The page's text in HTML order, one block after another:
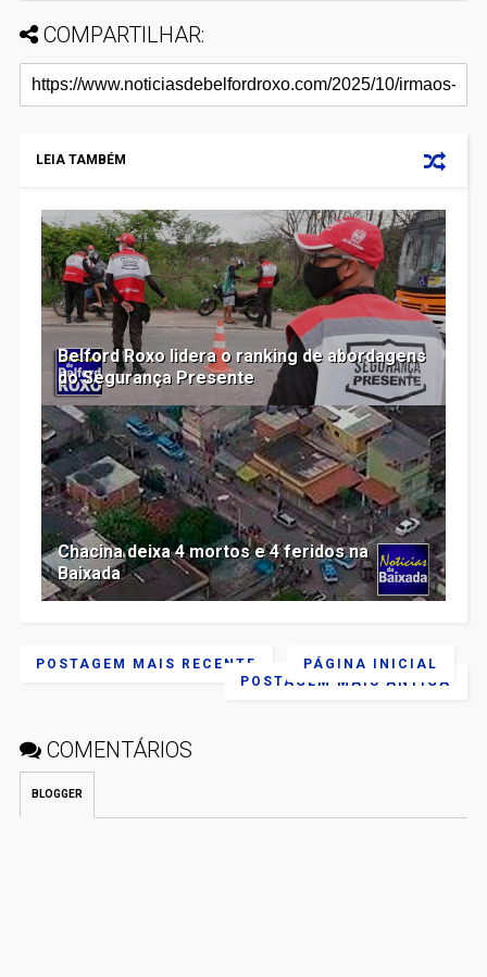
COMPARTILHAR:
LEIA TAMBÉM
Belford Roxo lidera o ranking de abordagens
do Segurança Presente
Chacina deixa 4 mortos e 4 feridos na
Baixada
POSTAGEM MAIS RECENTE
POSTAGEM MAIS ANTIGA
PÁGINA INICIAL
COMENTÁRIOS
BLOGGER